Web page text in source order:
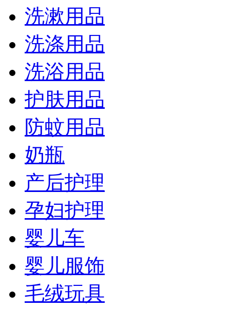
洗漱用品
洗涤用品
洗浴用品
护肤用品
防蚊用品
奶瓶
产后护理
孕妇护理
婴儿车
婴儿服饰
毛绒玩具